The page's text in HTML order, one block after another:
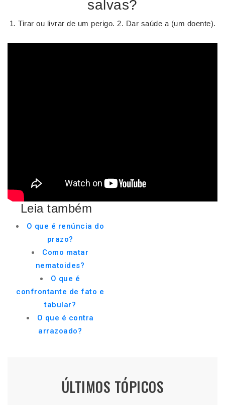
salvas?
1. Tirar ou livrar de um perigo. 2. Dar saúde a (um doente).
Leia também
O que é renúncia do
prazo?
Como matar
nematoides?
O que é
confrontante de fato e
tabular?
O que é contra
arrazoado?
ÚLTIMOS TÓPICOS